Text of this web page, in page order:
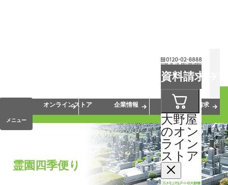
資料請求
大野屋
のオン
ライン
ストア
メニュー
会員サービス
オンラインストア
企業情報 資料請求
霊園四季便り